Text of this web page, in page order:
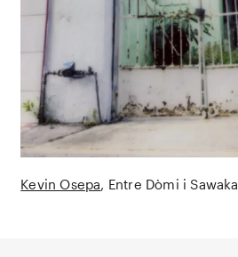
Kevin Osepa Entre Dòmi i Sawaka